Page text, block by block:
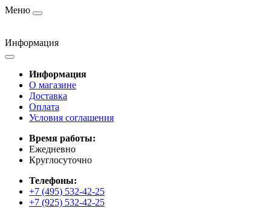
Меню
Информация
Информация
О магазине
Доставка
Оплата
Условия соглашения
Время работы:
Ежедневно
Круглосуточно
Телефоны:
+7 (495) 532-42-25
+7 (925) 532-42-25